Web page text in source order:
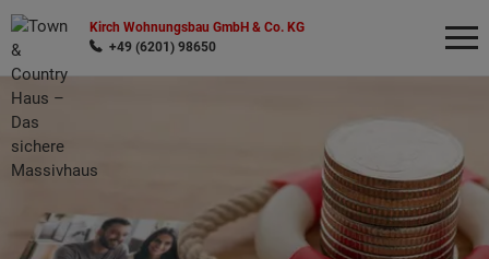
Kirch Wohnungsbau GmbH & Co. KG
+49 (6201) 98650
Wonach möchten Sie suchen?